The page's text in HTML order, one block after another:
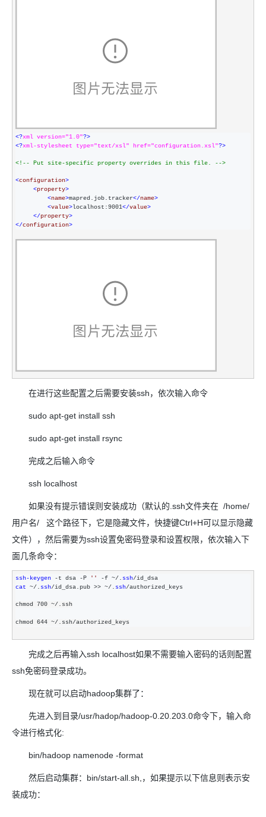
<?xml version="1.0"?>
<?xml-stylesheet type="text/xsl" href="configuration.xsl"?>
<!-- Put site-specific property overrides in this file. -->
<configuration>
<property>
<name>mapred.job.tracker</name>
<value>localhost:9001</value>
</property>
</configuration>
在进行这些配置之后需要安装ssh，依次输入命令
sudo apt-get install ssh
sudo apt-get install rsync
完成之后输入命令
ssh localhost
如果没有提示错误则安装成功（默认的.ssh文件夹在 /home/
用户名/ 这个路径下，它是隐藏文件，快捷键Ctrl+H可以显示隐藏
文件），然后需要为ssh设置免密码登录和设置权限，依次输入下
面几条命令：
ssh-keygen -t dsa -P '' -f ~/. ssh/
cat ~/. ssh/id_dsa.pub >> ~/. ssh/authorized_keys
chmod 700 ~/.ssh
chmod 644 ~/.ssh/authorized_keys
完成之后再输入ssh localhost如果不需要输入密码的话则配置
ssh免密码登录成功。
现在就可以启动hadoop集群了：
先进入到目录/usr/hadop/hadoop-0.20.203.0命令下，输入命
令进行格式化:
bin/hadoop namenode -format
然后启动集群：bin/start-all.sh,，如果提示以下信息则表示安
装成功：